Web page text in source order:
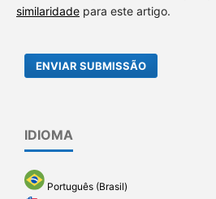
similaridadepara este artigo.
ENVIAR SUBMISSÃO
IDIOMA
Português (Brasil)